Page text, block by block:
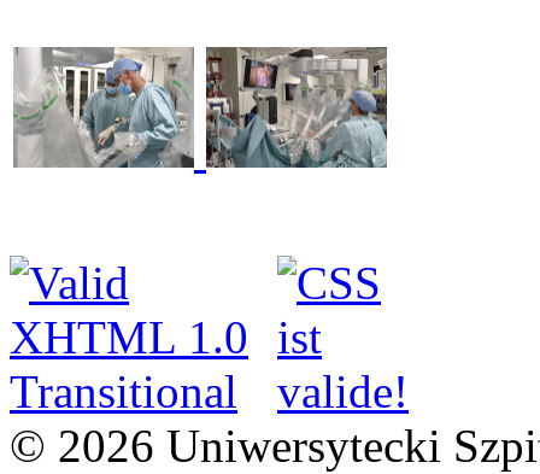
© 2026 Uniwersytecki